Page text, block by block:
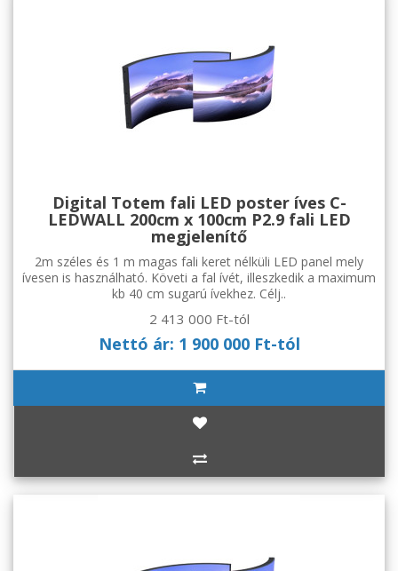
Digital Totem fali LED poster íves C-
LEDWALL 200cm x 100cm P2.9 fali LED
megjelenítő
2m széles és 1 m magas fali keret nélküli LED panel mely
ívesen is használható. Követi a fal ívét, illeszkedik a maximum
kb 40 cm sugarú ívekhez. Célj..
2 413 000 Ft-tól
Nettó ár: 1 900 000 Ft-tól